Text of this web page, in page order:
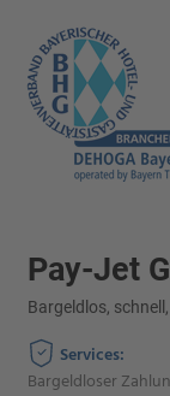
Pay-Jet
Bargeldlos,
Services:
Bargeldloser